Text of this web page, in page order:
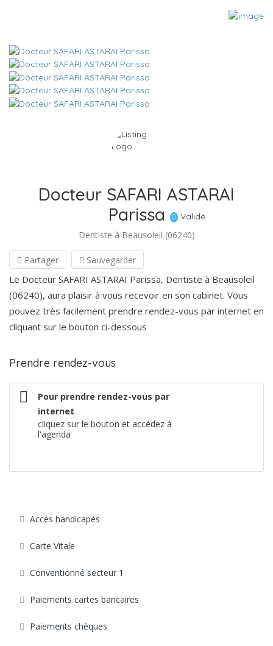
Docteur SAFARI ASTARAI
Parissa
Validé
Dentiste à Beausoleil (06240)
Partager Sauvegarder
Le Docteur SAFARI ASTARAI Parissa, Dentiste à Beausoleil
(06240), aura plaisir à vous recevoir en son cabinet. Vous
pouvez très facilement prendre rendez-vous par internet en
cliquant sur le bouton ci-dessous
Prendre rendez-vous
Pour prendre rendez-vous par
internet
cliquez sur le bouton et accédez à
l'agenda
Accès handicapés
Carte Vitale
Conventionné secteur 1
Paiements cartes bancaires
Paiements chèques